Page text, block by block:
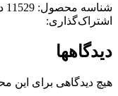
شناسه محصول: 11529
اشتراک‌گذاری:
دیدگاهها
هیچ دیدگاهی برای